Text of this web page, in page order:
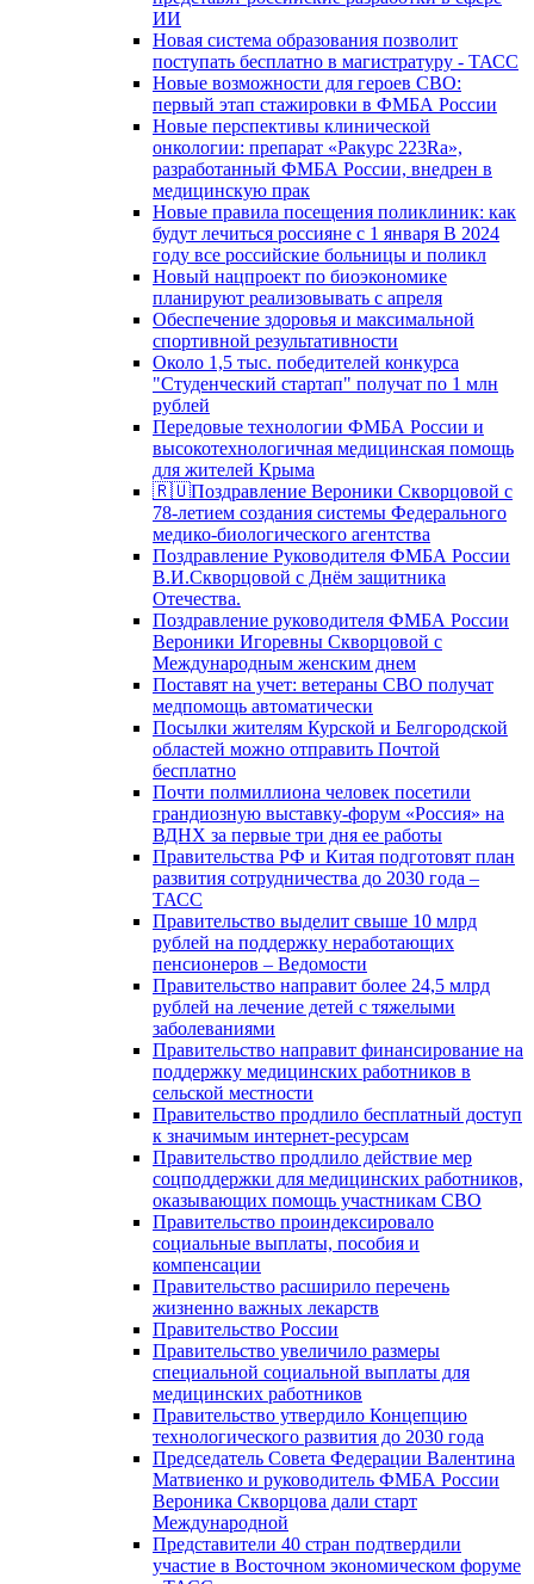
ИИ
Новая система образования позволит
поступать бесплатно в магистратуру - ТАСС
Новые возможности для героев СВО:
первый этап стажировки в ФМБА России
Новые перспективы клинической
онкологии: препарат «Ракурс 223Ra»,
разработанный ФМБА России, внедрен в
медицинскую прак
Новые правила посещения поликлиник: как
будут лечиться россияне с 1 января В 2024
году все российские больницы и поликл
Новый нацпроект по биоэкономике
планируют реализовывать с апреля
Обеспечение здоровья и максимальной
спортивной результативности
Около 1,5 тыс. победителей конкурса
"Студенческий стартап" получат по 1 млн
рублей
Передовые технологии ФМБА России и
высокотехнологичная медицинская помощь
для жителей Крыма
🇷🇺Поздравление Вероники Скворцовой с
78-летием создания системы Федерального
медико-биологического агентства
Поздравление Руководителя ФМБА России
В.И.Скворцовой с Днём защитника
Отечества.
Поздравление руководителя ФМБА России
Вероники Игоревны Скворцовой с
Международным женским днем
Поставят на учет: ветераны СВО получат
медпомощь автоматически
Посылки жителям Курской и Белгородской
областей можно отправить Почтой
бесплатно
Почти полмиллиона человек посетили
грандиозную выставку-форум «Россия» на
ВДНХ за первые три дня ее работы
Правительства РФ и Китая подготовят план
развития сотрудничества до 2030 года –
ТАСС
Правительство выделит свыше 10 млрд
рублей на поддержку неработающих
пенсионеров – Ведомости
Правительство направит более 24,5 млрд
рублей на лечение детей с тяжелыми
заболеваниями
Правительство направит финансирование на
поддержку медицинских работников в
сельской местности
Правительство продлило бесплатный доступ
к значимым интернет-ресурсам
Правительство продлило действие мер
соцподдержки для медицинских работников,
оказывающих помощь участникам СВО
Правительство проиндексировало
социальные выплаты, пособия и
компенсации
Правительство расширило перечень
жизненно важных лекарств
Правительство России
Правительство увеличило размеры
специальной социальной выплаты для
медицинских работников
Правительство утвердило Концепцию
технологического развития до 2030 года
Председатель Совета Федерации Валентина
Матвиенко и руководитель ФМБА России
Вероника Скворцова дали старт
Международной
Представители 40 стран подтвердили
участие в Восточном экономическом форуме